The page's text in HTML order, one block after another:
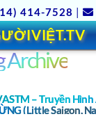
414-7528 |
Archive
– Truyền Hình
(Little Saigon,